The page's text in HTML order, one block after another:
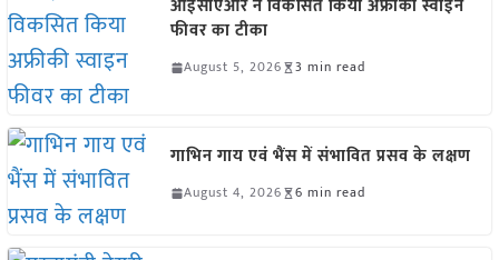
आईसीएआर ने विकसित किया अफ्रीकी स्वाइन
फीवर का टीका
August 5, 2026 3 min read
गाभिन गाय एवं भैंस में संभावित प्रसव के लक्षण
August 4, 2026 6 min read